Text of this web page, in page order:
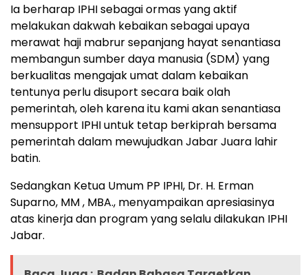
Ia berharap IPHI sebagai ormas yang aktif
melakukan dakwah kebaikan sebagai upaya
merawat haji mabrur sepanjang hayat senantiasa
membangun sumber daya manusia (SDM) yang
berkualitas mengajak umat dalam kebaikan
tentunya perlu disuport secara baik olah
pemerintah, oleh karena itu kami akan senantiasa
mensupport IPHI untuk tetap berkiprah bersama
pemerintah dalam mewujudkan Jabar Juara lahir
batin.
Sedangkan Ketua Umum PP IPHI, Dr. H. Erman
Suparno, MM , MBA., menyampaikan apresiasinya
atas kinerja dan program yang selalu dilakukan IPHI
Jabar.